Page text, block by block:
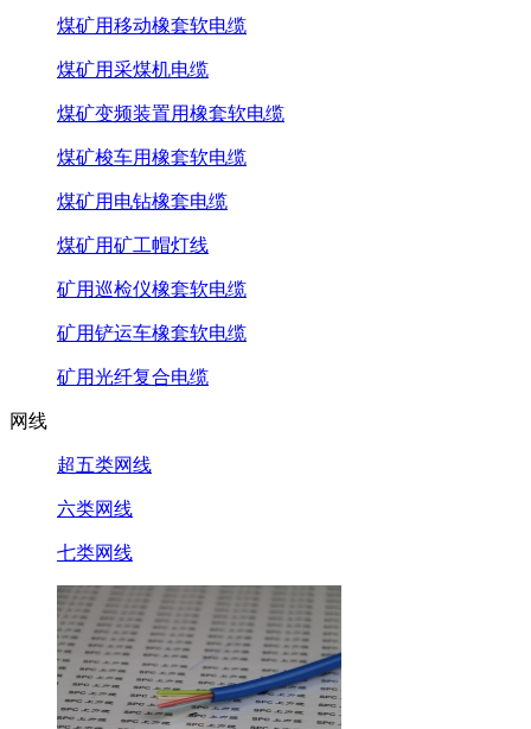
煤矿用移动橡套软电缆
煤矿用采煤机电缆
煤矿变频装置用橡套软电缆
煤矿梭车用橡套软电缆
煤矿用电钻橡套电缆
煤矿用矿工帽灯线
矿用巡检仪橡套软电缆
矿用铲运车橡套软电缆
矿用光纤复合电缆
网线
超五类网线
六类网线
七类网线